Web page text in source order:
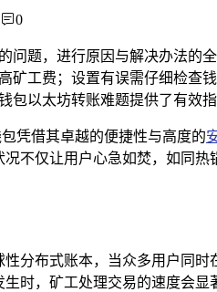
0
问题，进行原因与解决办法
矿工费；设置有误需仔细检查
包以太坊转账难题提供了有效指
凭借其卓越的便捷性与高度的
不仅让用户心急如焚，如同
分布式账本，当众多用户同时
时，矿工处理交易的速度会